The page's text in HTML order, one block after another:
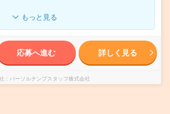
もっと見る
応募へ進む 詳しく見る
パーソルテンプスタッフ株式会社